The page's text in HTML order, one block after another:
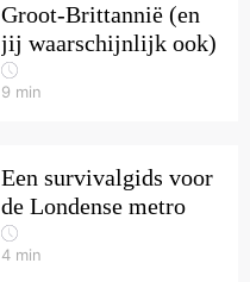
Groot-Brittannië (en
jij waarschijnlijk ook)
9 min
Een survivalgids voor
de Londense metro
4 min